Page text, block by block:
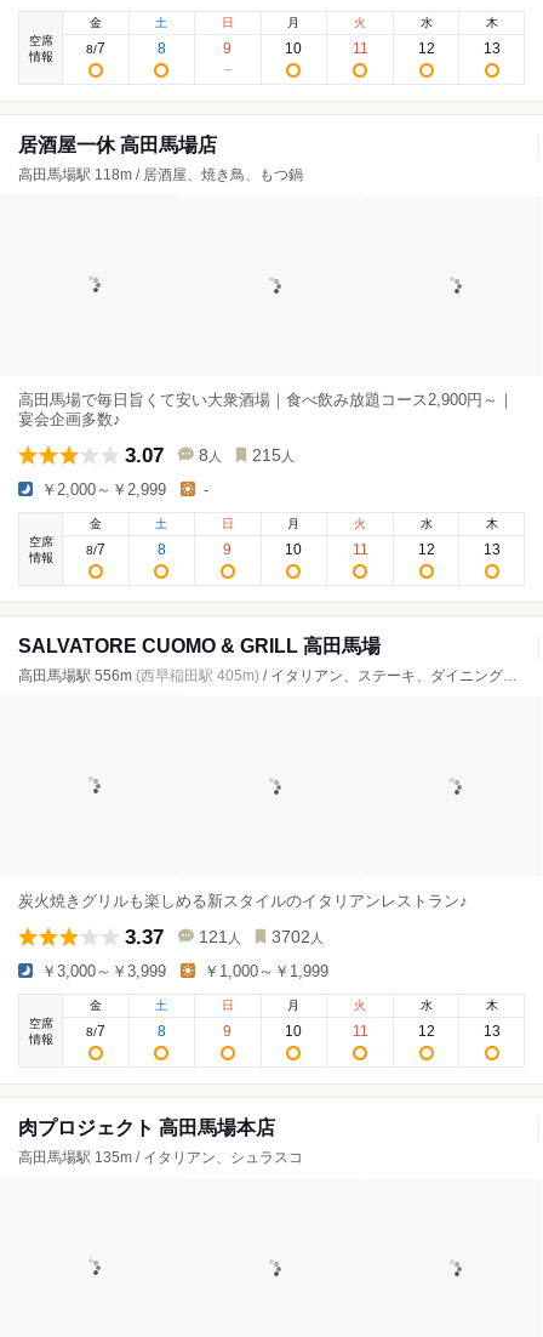
空席
情報
金
8/7
土
8
日
9
月
10
火
11
水
12
木
13
居酒屋一休 高田馬場店
高田馬場駅 118m / 居酒屋、焼き鳥、もつ鍋
高田馬場で毎日旨くて安い大衆酒場｜食べ飲み放題コース2,900円～｜
宴会企画多数♪
3.07 8 人 215 人
￥2,000～￥2,999 -
空席
情報
金
8/7
土
8
日
9
月
10
火
11
水
12
木
13
SALVATORE CUOMO & GRILL 高田馬場
高田馬場駅 556m (西早稲田駅 405m) / イタリアン、ステーキ、ダイニングバー
炭火焼きグリルも楽しめる新スタイルのイタリアンレストラン♪
3.37 121 人 3702 人
￥3,000～￥3,999 ￥1,000～￥1,999
空席
情報
金
8/7
土
8
日
9
月
10
火
11
水
12
木
13
肉プロジェクト 高田馬場本店
高田馬場駅 135m / イタリアン、シュラスコ